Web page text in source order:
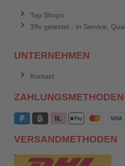
Top Shops
39x getestet - in Service,
UNTERNEHMEN
Kontakt
ZAHLUNGSMETHODEN
VERSANDMETHODEN